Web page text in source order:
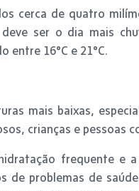
cerca de quatro
deve ser o dia mais
entre 16°C e 21°C.
mais baixas,
crianças e pessoas
frequente e
de problemas de